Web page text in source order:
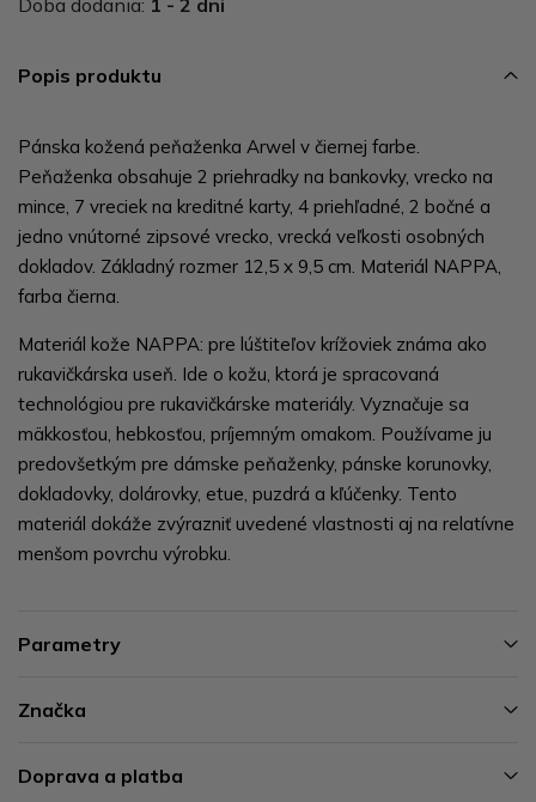
Popis produktu
Pánska kožená peňaženka Arwel v čiernej farbe.
Peňaženka obsahuje 2 priehradky na bankovky, vrecko na
mince, 7 vreciek na kreditné karty, 4 priehľadné, 2 bočné a
jedno vnútorné zipsové vrecko, vrecká veľkosti osobných
dokladov. Základný rozmer 12,5 x 9,5 cm. Materiál NAPPA,
farba čierna.
Materiál kože NAPPA: pre lúštiteľov krížoviek známa ako
rukavičkárska useň. Ide o kožu, ktorá je spracovaná
technológiou pre rukavičkárske materiály. Vyznačuje sa
mäkkosťou, hebkosťou, príjemným omakom. Používame ju
predovšetkým pre dámske peňaženky, pánske korunovky,
dokladovky, dolárovky, etue, puzdrá a kľúčenky. Tento
materiál dokáže zvýrazniť uvedené vlastnosti aj na relatívne
menšom povrchu výrobku.
Parametry
Značka
Doprava a platba